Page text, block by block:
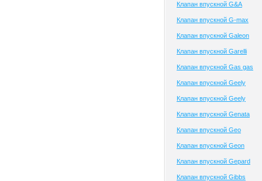
Клапан впускной G&A
Клапан впускной G-max
Клапан впускной Galeon
Клапан впускной Garelli
Клапан впускной Gas gas
Клапан впускной Geely
Клапан впускной Geely
Клапан впускной Genata
Клапан впускной Geo
Клапан впускной Geon
Клапан впускной Gepard
Клапан впускной Gibbs